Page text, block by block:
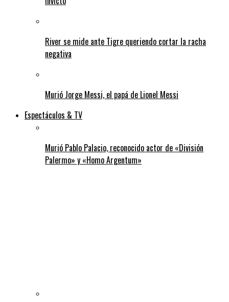
River se mide ante Tigre queriendo cortar la racha
negativa
Murió Jorge Messi, el papá de Lionel Messi
Espectáculos & TV
Murió Pablo Palacio, reconocido actor de «División
Palermo» y «Homo Argentum»